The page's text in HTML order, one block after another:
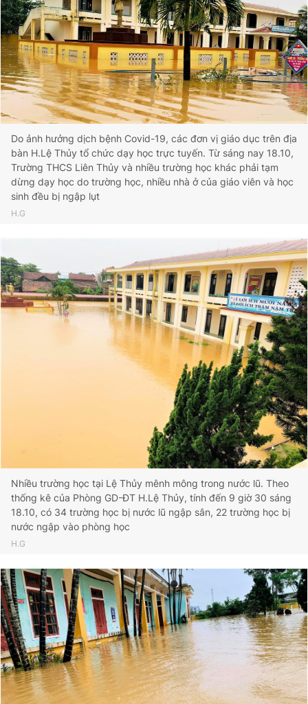
Do ảnh hưởng dịch bệnh Covid-19, các đơn vị giáo dục trên địa
bàn H.Lệ Thủy tổ chức dạy học trực tuyến. Từ sáng nay 18.10,
Trường THCS Liên Thủy và nhiều trường học khác phải tạm
dừng dạy học do trường học, nhiều nhà ở của giáo viên và học
sinh đều bị ngập lụt
H.G
Nhiều trường học tại Lệ Thủy mênh mông trong nước lũ. Theo
thống kê của Phòng GD-ĐT H.Lệ Thủy, tính đến 9 giờ 30 sáng
18.10, có 34 trường học bị nước lũ ngập sân, 22 trường học bị
nước ngập vào phòng học
H.G